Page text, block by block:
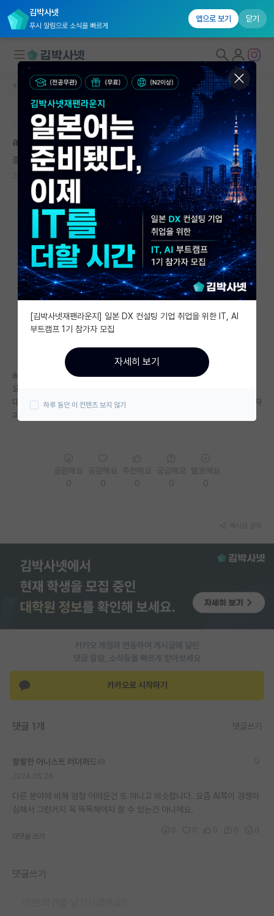
김박사넷
푸시 알림으로 소식을 빠르게
앱으로 보기 닫기
대학원생 모집
국내대학원 정보
연구실&오픈랩
커뮤니티
커뮤니티 홈
전체글보기
베스트 게시판
IF 명예의전당
자유 게시판(아무개랩)
미국 유학 게시판
미국 대학원 합격 후기 게시판
대학원생 모집 게시판
연구실(PI) 홍보 게시판
임용 후기 게시판
PI 전용 게시판
인문사회 계열 게시판
특수/전문대학원 게시판
반도체/AI 게시판
장학금/장학생 게시판
유학교육
반도체 아카데미
재팬라운지 🌸
커뮤니티 홈 자유 게시판(아무개랩)
본문이 수정되지 않는 박제글입니다.
ai쪽으로 대학원 진학 후 취업
즐거운 막스 플랑크
2024.05.25
ai분야로 직업을 갖는 건 재능있는(똑똑한) 사람들이나 할 수 있는걸까
요..??
대학원 준비하려고 이것저것 알아보는 중인데 다들 스펙이 너무 대단해서 자
괴감 드네요….
카카오 계정과 연동하여 게시글에 달린
댓글 알람, 소식등을 빠르게 받아보세요
카카오로 시작하기
댓글 1개 댓글쓰기
팔팔한 어니스트 러더퍼드
다른 분야에 비해 엄청 어려운건 또 아니고 비슷합니다. 요즘 AI쪽이 경쟁이
심해서 그런거지 꼭 똑똑해야지 할 수 있는건 아니에요.
대댓글 쓰기
댓글쓰기
[김박사넷재팬라운지] 일본 DX 컨설팅 기업 취업을 위한 IT, AI
부트캠프 1기 참가자 모집
자세히 보기
하루 동안 이 컨텐츠 보지 않기